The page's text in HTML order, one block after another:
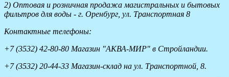
2) Оптовая и розничная продажа магистральных и бытовых
фильтров для воды - г. Оренбург, ул. Транспортная 8
Контактные телефоны:
+7 (3532) 42-80-80 Магазин "АКВА-МИР" в Стройландии.
+7 (3532) 20-44-33 Магазин-склад на ул. Транспортной, 8.